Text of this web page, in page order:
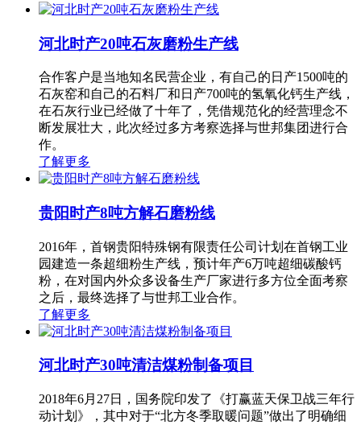
河北时产20吨石灰磨粉生产线
合作客户是当地知名民营企业，有自己的日产1500吨的
石灰窑和自己的石料厂和日产700吨的氢氧化钙生产线，
在石灰行业已经做了十年了，凭借规范化的经营理念不
断发展壮大，此次经过多方考察选择与世邦集团进行合
作。
了解更多
贵阳时产8吨方解石磨粉线
2016年，首钢贵阳特殊钢有限责任公司计划在首钢工业
园建造一条超细粉生产线，预计年产6万吨超细碳酸钙
粉，在对国内外众多设备生产厂家进行多方位全面考察
之后，最终选择了与世邦工业合作。
了解更多
河北时产30吨清洁煤粉制备项目
2018年6月27日，国务院印发了《打赢蓝天保卫战三年行
动计划》，其中对于“北方冬季取暖问题”做出了明确细